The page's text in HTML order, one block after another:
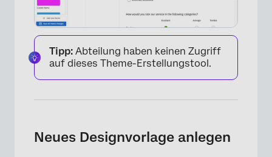
Tipp: Abteilung haben keinen Zugriff
auf dieses Theme-Erstellungstool.
Neues Designvorlage anlegen